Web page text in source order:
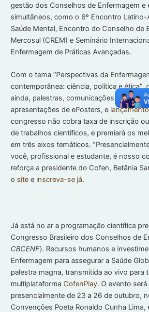
gestão dos Conselhos de Enfermagem e
simultâneos, como o 6º Encontro Latino-
Saúde Mental, Encontro do Conselho de
Mercosul (CREM) e Seminário
Enfermagem de Práticas Avançadas.
Com o tema “Perspectivas da
contemporânea: ciência, política e ética”,
ainda, palestras, comunicações
apresentações de ePosters, e
congresso não cobra taxa de inscrição
de trabalhos científicos, e premiará os
em três eixos temáticos.
você, profissional e estudante, é nosso
reforça a presidente do Cofen, Betânia
o site e inscreva-se já.
Já está no ar a programação científica
Congresso Brasileiro dos Conselhos de
CBCENF). Recursos humanos e
Enfermagem para assegurar a Saúde
palestra magna, transmitida ao vivo para
multiplataforma CofenPlay. O evento será
presencialmente de 23 a 26 de outubro,
Convenções Poeta Ronaldo Cunha Lima,